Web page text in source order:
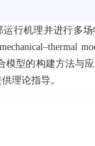
行机理并进行多
型的构建方法与
理论指导。